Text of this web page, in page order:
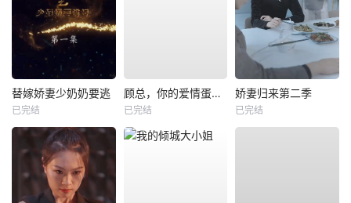
替嫁娇妻少奶奶要逃
已完结
顾总，你的爱情蛋炒饭已送达
已完结
娇妻归来第二季
已完结